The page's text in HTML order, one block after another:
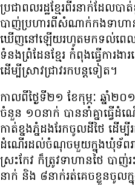
ប្រជាពលរដ្ឋ​ខ្មែរ​ពីរ​នាក់​ដែល​ប
បាញ់​ប្រហារ​ពី​សំណាក់​កង​ទាហា
ឃើញ​នៅ​ឡើយ​រហូត​មក​ទល់​ពេល​
ទំនង​ព្រំដែន​ខ្មែរ កំពុង​ធ្វើ​ការ​ងា
ដើម្បី​​ស្រាវជ្រាវ​រក​បន្ត​ទៀត។
កាល​ពី​ថ្ងៃ​ទី​២១ ខែ​កុម្ភៈ ឆ្នាំ​២០
ចំនួន ១០​នាក់ បាន​នាំ​គ្នា​ធ្វើ​ដំណ
កាត់​ខ្នងភ្នំ​ដងរែក​ចូល​ដី​ថៃ ដើម្
ដំណើរ​ដល់​ចំណុច​មួយ​ក្នុង​ឃុំ​ទ័ពរា
ស្រះកែវ ក៏​ត្រូវ​ទាហាន​ថៃ បាញ់​
នាក់​ និង ៨​នាក់​រត់គេច​ខ្លួន​ចូល​ក្